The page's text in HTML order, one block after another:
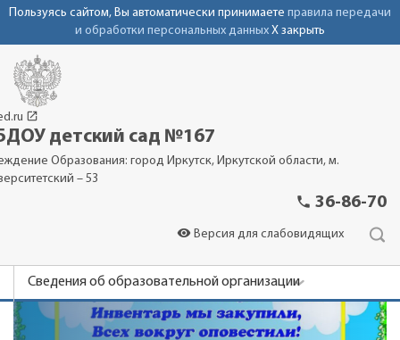
Пользуясь сайтом, Вы автоматически принимаете правила передачи
и обработки персональных данных X закрыть
launch
детский сад №167
Образования: город Иркутск, Иркутской области, м.
– 53
phone 36-86-70
visibility Версия для слабовидящих
Сведения об образовательной организации
Новости